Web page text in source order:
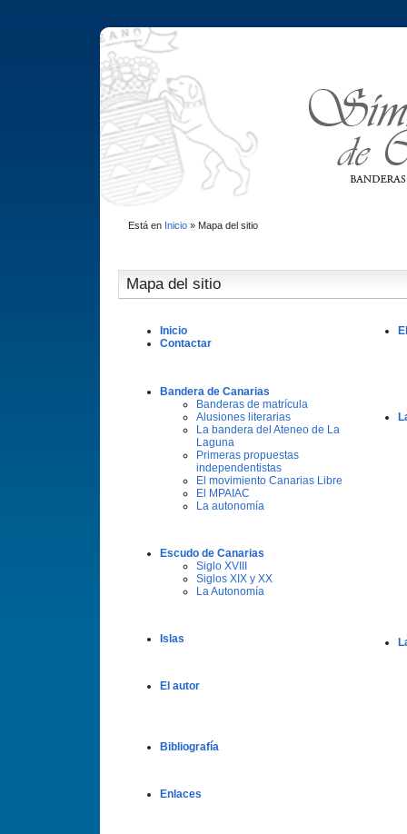
Está en Inicio» Mapa del sitio
Mapa del sitio
Inicio
Contactar
Bandera de Canarias
Banderas de matrí­cula
Alusiones literarias
La bandera del Ateneo de La
Laguna
Primeras propuestas
independentistas
El movimiento Canarias Libre
El MPAIAC
La autonomí­a
Escudo de Canarias
Siglo XVIII
Siglos XIX y XX
La Autonomí­a
Islas
El autor
Bibliografí­a
Enlaces